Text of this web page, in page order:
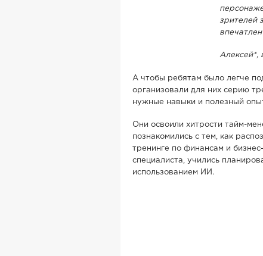
зрителей
Алексей*,
А чтобы ребятам было легче
организовали для них серию
нужные навыки и полезный
Они освоили хитрости тайм-
познакомились с тем, как
тренинге по финансам и
специалиста, учились
использованием ИИ.